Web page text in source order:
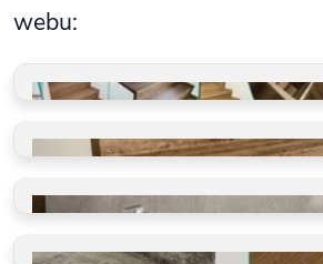
webu:
Schody, koupelny, restaurace
Takto je děláme v BUKOMĚ
Ano, olepujeme i zdi